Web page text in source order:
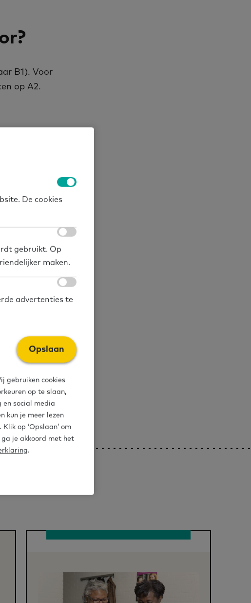
B1). Voor
op A2.
Vrijwilligers NT1
De cookies
gebruikt. Op
maken.
advertenties te
Opslaan
gebruiken cookies
op te slaan,
en social media
kun je meer lezen
op ‘Opslaan’ om
ga je akkoord met het
.